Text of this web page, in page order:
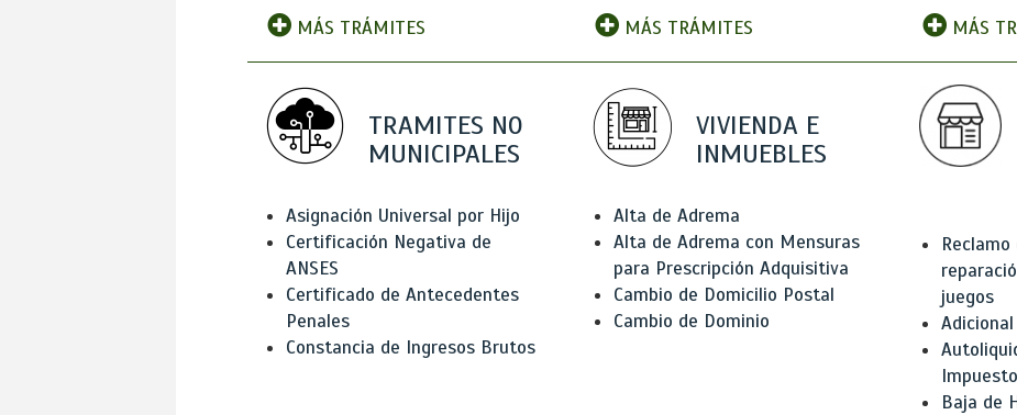
MÁS TRÁMITES
MÁS TRÁMITES
MÁS
TRAMITES NO
MUNICIPALES
Asignación Universal por Hijo
Certificación Negativa de
ANSES
Certificado de Antecedentes
Penales
Constancia de Ingresos Brutos
VIVIENDA E
INMUEBLES
Alta de Adrema
Alta de Adrema con Mensuras
para Prescripción Adquisitiva
Cambio de Domicilio Postal
Cambio de Dominio
juegos
Baja de